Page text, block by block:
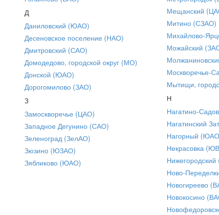
Д
Даниловский (ЮАО)
Десеновское поселение (НАО)
Дмитровский (САО)
Домодедово, городской округ (МО)
Донской (ЮАО)
Дорогомилово (ЗАО)
З
Замоскворечье (ЦАО)
Западное Дегунино (САО)
Зеленоград (ЗелАО)
Зюзино (ЮЗАО)
Зябликово (ЮАО)
Мещанский
Митино (СЗАО)
Михайлово-
Можайский
Москворечье-
Мытищи,
Н
Нагатино-
Нагатинский
Нагорный
Некрасовка
Ново-
Новогиреево
Новокосино